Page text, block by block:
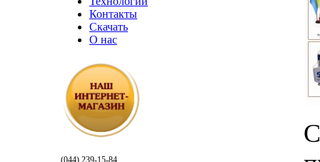
Контакты
Скачать
О нас
(044) 239-15-84